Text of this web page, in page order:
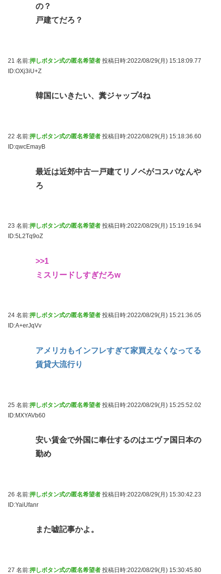
の？
戸建てだろ？
21 名前:押しボタン式の匿名希望者 投稿日時:2022/08/29(月) 15:18:09.77
ID:OXj3iU+Z
韓国にいきたい、糞ジャップ4ね
22 名前:押しボタン式の匿名希望者 投稿日時:2022/08/29(月) 15:18:36.60
ID:qwcEmayB
最近は近郊中古一戸建てリノベがコスパなんや
ろ
23 名前:押しボタン式の匿名希望者 投稿日時:2022/08/29(月) 15:19:16.94
ID:5L2Tq9oZ
>>1
ミスリードしすぎだろw
24 名前:押しボタン式の匿名希望者 投稿日時:2022/08/29(月) 15:21:36.05
ID:A+erJqVv
アメリカもインフレすぎて家買えなくなってる
賃貸大流行り
25 名前:押しボタン式の匿名希望者 投稿日時:2022/08/29(月) 15:25:52.02
ID:MXYAVb60
安い賃金で外国に奉仕するのはエヴァ国日本の
勤め
26 名前:押しボタン式の匿名希望者 投稿日時:2022/08/29(月) 15:30:42.23
ID:YaiUfanr
また嘘記事かよ。
27 名前:押しボタン式の匿名希望者 投稿日時:2022/08/29(月) 15:30:45.80